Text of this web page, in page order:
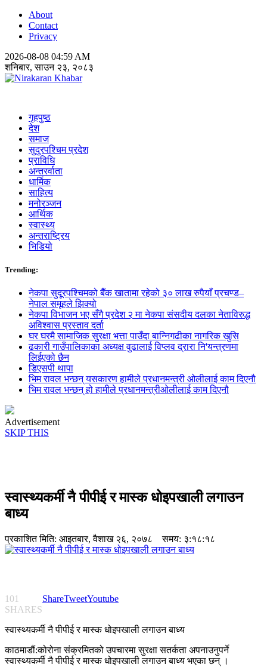
About
Contact
Privacy
2026-08-08 04:59 AM
शनिबार, साउन २३, २०८३
गृहपुष्ठ
देश
समाज
सुदुरपश्चिम प्रदेश
प्राविधि
अन्तरर्वाता
धार्मिक
साहित्य
मनोरञ्जन
आर्थिक
स्वास्थ्य
अन्तराष्ट्रिय
भिडियो
Trending:
नेकपा सुदूरपश्चिमको बैँक खातामा रहेको ३० लाख रुपैयाँ प्रचण्ड–
नेपाल समूहले झिक्य‍ो
नेकपा विभाजन भए सँगै प्रदेश २ मा नेकपा संसदीय दलका नेताविरुद्ध
अविश्वास प्रस्ताव दर्ता
घर घरमै सामाजिक सुुरक्षा भत्ता पाउँदा बान्निगढीका नागरिक खुसि
ढकारी गाउँपालिकाका अध्यक्ष वुढालाई विप्लव द्रारा नि'यन्त्रणमा
लिईएको छैन
डिएसपी थापा
भिम रावल भन्छन् यसकारण हामीले प्रधानमन्त्री ओलीलाई काम दिएनौ
भिम रावल भन्छन् हो हामीले प्रधानमन्त्रीओलीलाई काम दिएनौ
Advertisement
SKIP THIS
स्वास्थ्यकर्मी नै पीपीई र मास्क धोइपखाली लगाउन
बाध्य
प्रकाशित मिति: आइतबार, वैशाख २६, २०७८ समय: ३:१८:१८
101
SHARES
ShareTweetYoutube
स्वास्थ्यकर्मी नै पीपीई र मास्क धोइपखाली लगाउन बाध्य
काठमाडौं:कोरोना संक्रमितको उपचारमा सुरक्षा सतर्कता अपनाउनुपर्ने
स्वास्थ्यकर्मी नै पीपीई र मास्क धोइपखाली लगाउन बाध्य भएका छन् ।